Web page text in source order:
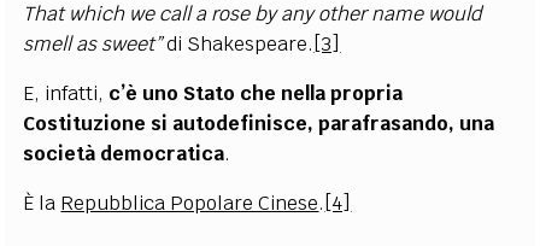
That which we call a rose by any other name would
smell as sweet”di Shakespeare. [3]
E, infatti, c’è uno Stato che nella propria
Costituzione si autodefinisce, parafrasando, una
società democratica.
È la Repubblica Popolare Cinese. [4]